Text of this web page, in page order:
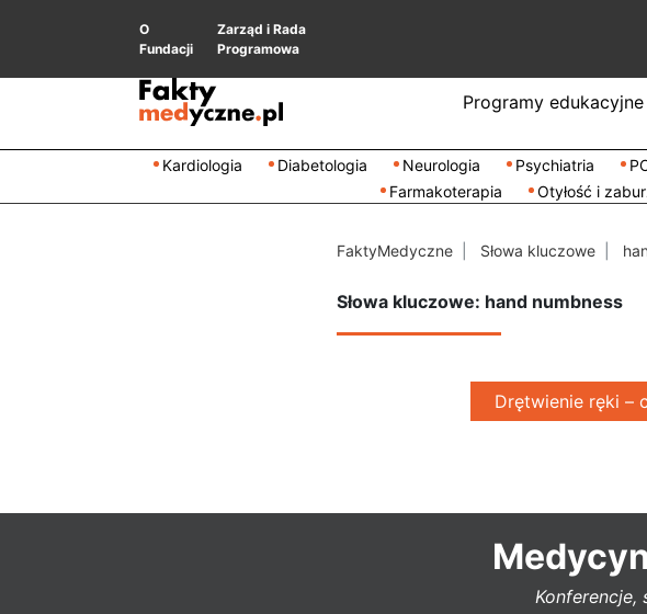
O
Fundacji
Zarząd i Rada
Programowa
Programy
Kardiologia Diabetologia Neurologia Psychiatria
Farmakoterapia
Otyłość i
FaktyMedyczne Słowa kluczowe
Słowa kluczowe: hand numbness
Drętwienie ręki –
Konferencje,